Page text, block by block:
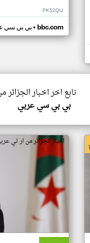
PK52QU
بي بي سي• bbc.com
تابع اخر اخبار الجزائر
بي بي سي عربي
اخبار الجزائر من ار تي